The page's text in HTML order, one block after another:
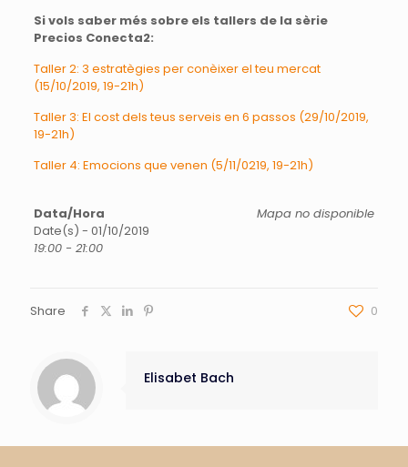
Si vols saber més sobre els tallers de la sèrie
Precios Conecta2:
Taller 2: 3 estratègies per conèixer el teu mercat
(15/10/2019, 19-21h)
Taller 3: El cost dels teus serveis en 6 passos (29/10/2019,
19-21h)
Taller 4: Emocions que venen (5/11/0219, 19-21h)
Mapa no disponible
Data/Hora
Date(s) - 01/10/2019
19:00 - 21:00
Share 0
Elisabet Bach